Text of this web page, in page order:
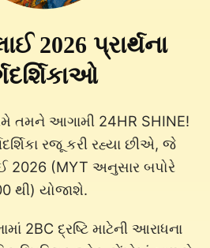
2026 પ્રાર્થના
આગામી 24HR SHINE!
રજૂ કરી રહ્યા છીએ, જે
2026 (MYT અનુસાર બપોરે
થી) યોજાશે.
2BC દ્રષ્ટિ માટેની આરાધના